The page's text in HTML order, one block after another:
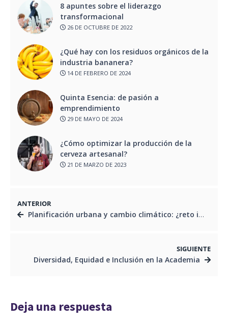
8 apuntes sobre el liderazgo
transformacional
26 DE OCTUBRE DE 2022
¿Qué hay con los residuos orgánicos de la
industria bananera?
14 DE FEBRERO DE 2024
Quinta Esencia: de pasión a
emprendimiento
29 DE MAYO DE 2024
¿Cómo optimizar la producción de la
cerveza artesanal?
21 DE MARZO DE 2023
ANTERIOR
Planificación urbana y cambio climático: ¿reto imposible?
SIGUIENTE
Diversidad, Equidad e Inclusión en la Academia
Deja una respuesta